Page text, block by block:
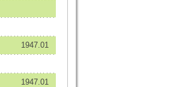
1947.01
1947.01